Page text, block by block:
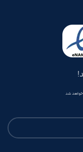
خواهد شد